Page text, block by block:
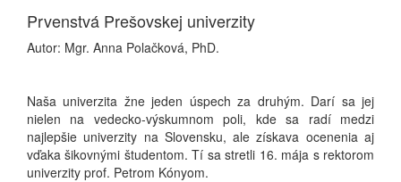
Prvenstvá Prešovskej univerzity
Autor: Mgr. Anna Polačková, PhD.
Naša univerzita žne jeden úspech za druhým. Darí sa jej
nielen na vedecko-výskumnom poli, kde sa radí medzi
najlepšie univerzity na Slovensku, ale získava ocenenia aj
vďaka šikovnými študentom. Tí sa stretli 16. mája s rektorom
univerzity prof. Petrom Kónyom.